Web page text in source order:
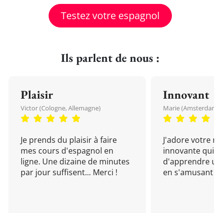
Testez votre espagnol
Ils parlent de nous :
Plaisir
Victor (Cologne, Allemagne)
Je prends du plaisir à faire
mes cours d'espagnol en
ligne. Une dizaine de minutes
par jour suffisent... Merci !
Innovant
Marie (Amsterdam,
J'adore votre
innovante qui
d'apprendre
en s'amusant !